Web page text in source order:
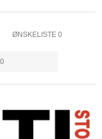
ØNSKELISTE 0
0